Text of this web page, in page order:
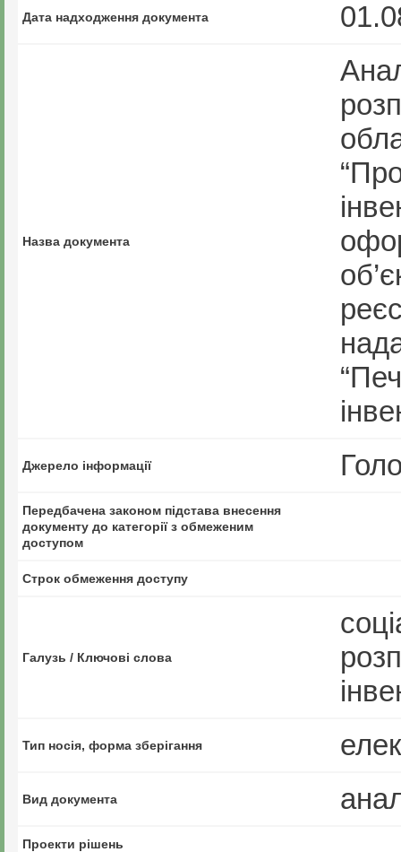
Дата надходження документа
Назва документа
Джерело інформації
Передбачена законом підстава внесення
документу до категорії з обмеженим
доступом
Строк обмеження доступу
Галузь / Ключові слова
Тип носія, форма зберігання
Вид документа
Проекти рішень